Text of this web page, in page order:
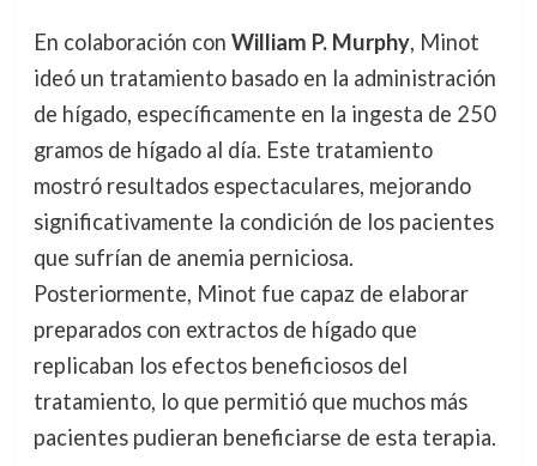
En colaboración con William P. Murphy, Minot
ideó un tratamiento basado en la administración
de hígado, específicamente en la ingesta de 250
gramos de hígado al día. Este tratamiento
mostró resultados espectaculares, mejorando
significativamente la condición de los pacientes
que sufrían de anemia perniciosa.
Posteriormente, Minot fue capaz de elaborar
preparados con extractos de hígado que
replicaban los efectos beneficiosos del
tratamiento, lo que permitió que muchos más
pacientes pudieran beneficiarse de esta terapia.